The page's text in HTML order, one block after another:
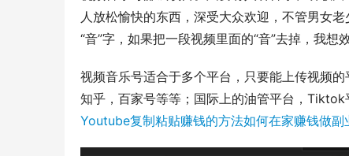
人放松愉快的东西，深受大众欢迎，不管男女
“音”字，如果把一段视频里面的“音”去掉，我想
视频音乐号适合于多个平台，只要能上传视频
知乎，百家号等等；国际上的油管平台，Tiktok
Youtube复制粘贴赚钱的方法如何在家赚钱做